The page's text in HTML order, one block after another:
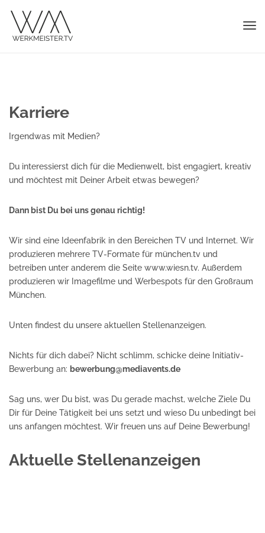
Karriere
Irgendwas mit Medien?
Du interessierst dich für die Medienwelt, bist engagiert, kreativ
und möchtest mit Deiner Arbeit etwas bewegen?
Dann bist Du bei uns genau richtig!
Wir sind eine Ideenfabrik in den Bereichen TV und Internet. Wir
produzieren mehrere TV-Formate für münchen.tv und
betreiben unter anderem die Seite www.wiesn.tv. Außerdem
produzieren wir Imagefilme und Werbespots für den Großraum
München.
Unten findest du unsere aktuellen Stellenanzeigen.
Nichts für dich dabei? Nicht schlimm, schicke deine Initiativ-
Bewerbung an: bewerbung@mediavents.de
Sag uns, wer Du bist, was Du gerade machst, welche Ziele Du
Dir für Deine Tätigkeit bei uns setzt und wieso Du unbedingt bei
uns anfangen möchtest. Wir freuen uns auf Deine Bewerbung!
Aktuelle Stellenanzeigen